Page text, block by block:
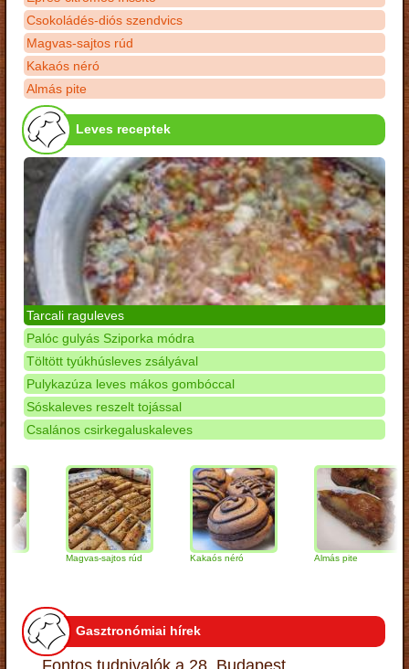
Csokoládés-diós szendvics
Magvas-sajtos rúd
Kakaós néró
Almás pite
Leves receptek
Tarcali raguleves
Palóc gulyás Sziporka módra
Töltött tyúkhúsleves zsályával
Pulykazúza leves mákos gombóccal
Sóskaleves reszelt tojással
Csalános csirkegaluskaleves
Magvas-sajtos rúd Kakaós néró Almás pite
Gasztronómiai hírek